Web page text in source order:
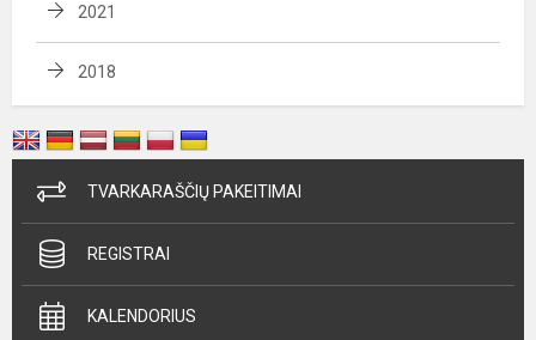
2021
2018
TVARKARAŠČIŲ PAKEITIMAI
REGISTRAI
KALENDORIUS